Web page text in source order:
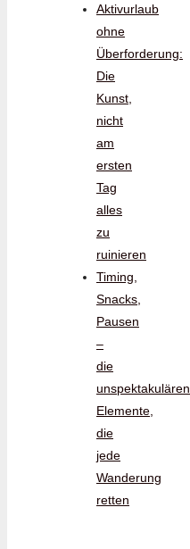
Aktivurlaub
ohne
Überforderung:
Die
Kunst,
nicht
am
ersten
Tag
alles
zu
ruinieren
Timing,
Snacks,
Pausen
–
die
unspektakulären
Elemente,
die
jede
Wanderung
retten